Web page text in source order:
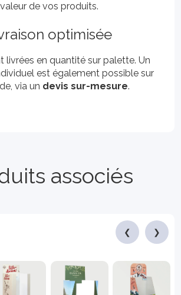
valeur de vos produits.
optimisée
livrées en quantité sur palette. Un
est également possible sur
via un devis sur-mesure.
associés
❮ ❯